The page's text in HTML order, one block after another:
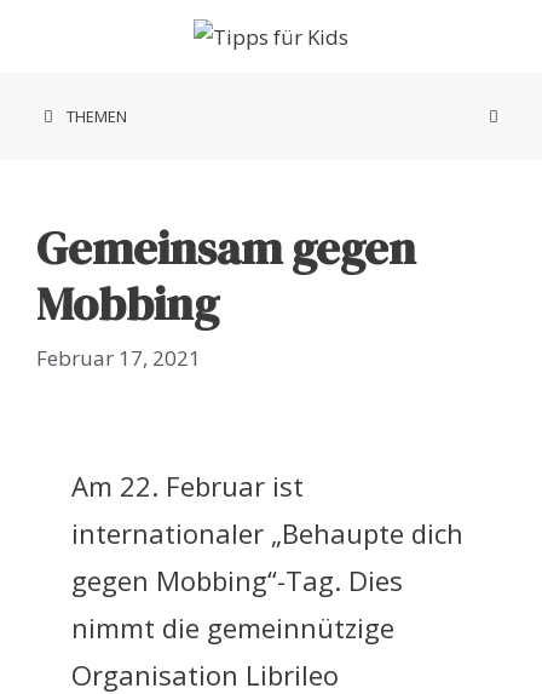
THEMEN
Gemeinsam gegen
Mobbing
Februar 17, 2021
Am 22. Februar ist
internationaler „Behaupte dich
gegen Mobbing“-Tag. Dies
nimmt die gemeinnützige
Organisation Librileo